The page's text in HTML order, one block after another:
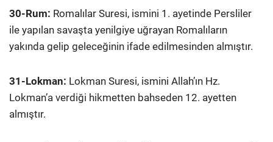
30-Rum: Romalılar Suresi, ismini 1. ayetinde Persliler
ile yapılan savaşta yenilgiye uğrayan Romalıların
yakında gelip geleceğinin ifade edilmesinden almıştır.
31-Lokman: Lokman Suresi, ismini Allah’ın Hz.
Lokman’a verdiği hikmetten bahseden 12. ayetten
almıştır.